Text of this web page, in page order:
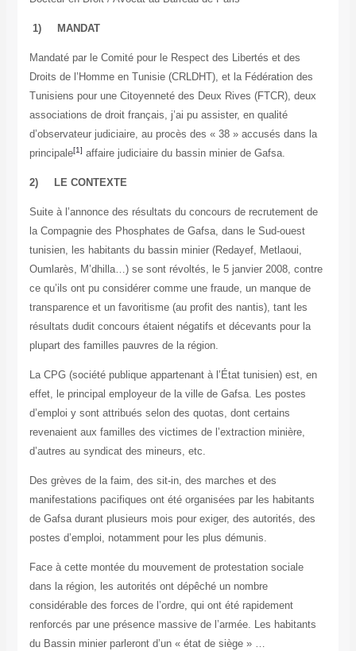
1) MANDAT
Mandaté par le Comité pour le Respect des Libertés et des
Droits de l’Homme en Tunisie (CRLDHT), et la Fédération des
Tunisiens pour une Citoyenneté des Deux Rives (FTCR), deux
associations de droit français, j’ai pu assister, en qualité
d’observateur judiciaire, au procès des « 38 » accusés dans la
principale[1] affaire judiciaire du bassin minier de Gafsa.
2) LE CONTEXTE
Suite à l’annonce des résultats du concours de recrutement de
la Compagnie des Phosphates de Gafsa, dans le Sud-ouest
tunisien, les habitants du bassin minier (Redayef, Metlaoui,
Oumlarès, M’dhilla…) se sont révoltés, le 5 janvier 2008, contre
ce qu’ils ont pu considérer comme une fraude, un manque de
transparence et un favoritisme (au profit des nantis), tant les
résultats dudit concours étaient négatifs et décevants pour la
plupart des familles pauvres de la région.
La CPG (société publique appartenant à l’État tunisien) est, en
effet, le principal employeur de la ville de Gafsa. Les postes
d’emploi y sont attribués selon des quotas, dont certains
revenaient aux familles des victimes de l’extraction minière,
d’autres au syndicat des mineurs, etc.
Des grèves de la faim, des sit-in, des marches et des
manifestations pacifiques ont été organisées par les habitants
de Gafsa durant plusieurs mois pour exiger, des autorités, des
postes d’emploi, notamment pour les plus démunis.
Face à cette montée du mouvement de protestation sociale
dans la région, les autorités ont dépêché un nombre
considérable des forces de l’ordre, qui ont été rapidement
renforcés par une présence massive de l’armée. Les habitants
du Bassin minier parleront d’un « état de siège » …